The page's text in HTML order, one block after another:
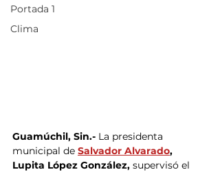
Portada 1
Clima
Guamúchil, Sin.- La presidenta
municipal de Salvador Alvarado,
Lupita López González, supervisó el